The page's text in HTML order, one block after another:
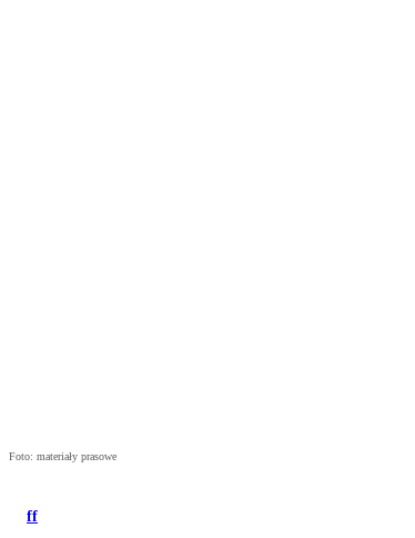
Foto: materiały prasowe
ff